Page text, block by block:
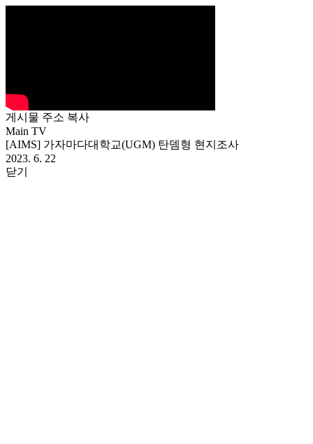
게시물 주소 복사
Main TV
[AIMS] 가자마다대학교(UGM) 탄뎀형 현지조사
2023. 6. 22
닫기